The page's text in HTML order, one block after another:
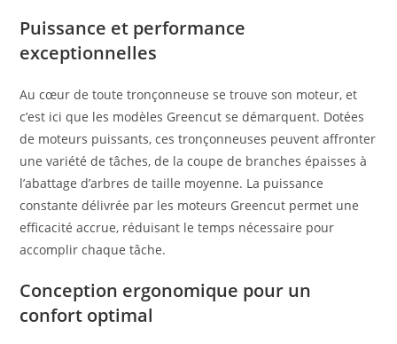
Puissance et performance
exceptionnelles
Au cœur de toute tronçonneuse se trouve son moteur, et
c’est ici que les modèles Greencut se démarquent. Dotées
de moteurs puissants, ces tronçonneuses peuvent affronter
une variété de tâches, de la coupe de branches épaisses à
l’abattage d’arbres de taille moyenne. La puissance
constante délivrée par les moteurs Greencut permet une
efficacité accrue, réduisant le temps nécessaire pour
accomplir chaque tâche.
Conception ergonomique pour un
confort optimal